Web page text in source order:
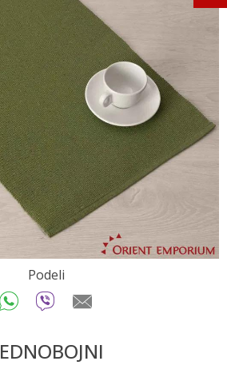
Podeli